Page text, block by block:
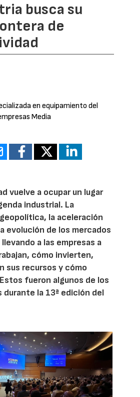
busca su
de
en equipamiento del
Media
vuelve a ocupar un lugar
industrial. La
la aceleración
evolución de los mercados
a las empresas a
cómo invierten,
sus recursos y cómo
fueron algunos de los
durante la 13ª edición del